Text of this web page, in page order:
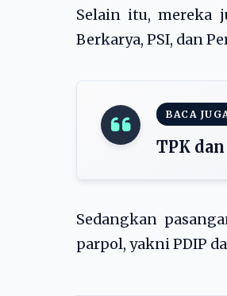
Selain itu, mereka
Berkarya, PSI, dan
BACA
TPK
Sedangkan
parpol, yakni PDIP